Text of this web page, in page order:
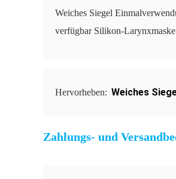
Weiches Siegel
verfügbar Silikon-
Hervorheben: Weiches
Zahlungs- und